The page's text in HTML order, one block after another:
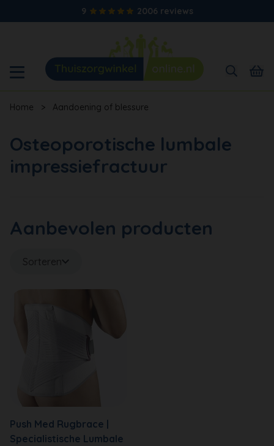
9 2006 reviews
Home > Aandoening of blessure
Osteoporotische lumbale
impressiefractuur
Aanbevolen producten
Sorteren
Push Med Rugbrace |
Specialistische Lumbale